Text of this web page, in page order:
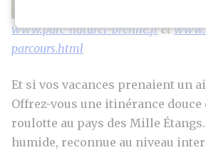
www.parc-naturel-brenne.fret
parcours.html
Et si vos vacances prenaient un
Offrez-vous une itinérance
roulotte au pays des Mille
humide, reconnue au niveau